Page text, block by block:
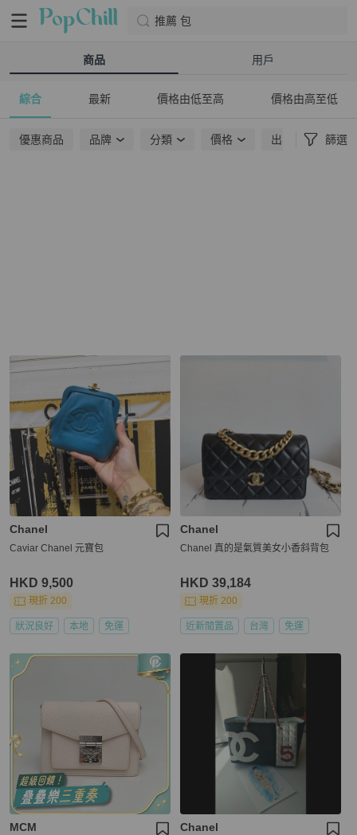
推薦 包
商品 用戶
綜合 最新 價格由低至高 價格由高至低
優惠商品 品牌 分類 價格 出貨地點 篩選
Chanel
Caviar Chanel 元寶包
HKD 9,500
現折 200
狀況良好 本地 免運
Chanel
Chanel 真的是氣質美女小香斜背包
HKD 39,184
現折 200
近新閒置品 台灣 免運
MCM Chanel